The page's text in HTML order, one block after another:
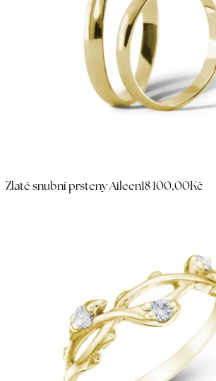
Zlaté snubní prsteny Aileen18 100,00Kč